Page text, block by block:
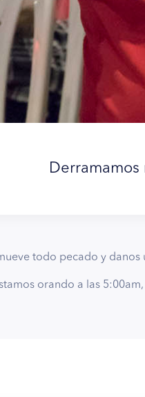
todo pecado y
orando a las 5:00am,